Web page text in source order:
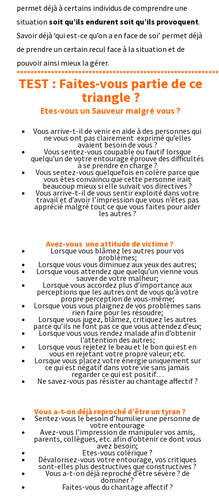
permet déjà à certains individus de comprendre une
situationsoit qu’ils endurent soit qu’ils provoquent.
Savoir déjà ‘qui est-ce qu’on a en face de soi’ permet déjà
de prendre un certain recul face à la situation et de
pouvoir ainsi mieux la gérer.
TEST : Faites-vous partie de ce
triangle ?
Etes-vous un Sauveur malgré vous ?
Vous arrive-t-il de venir en aide à des personnes qui
ne vous ont pas clairement exprimé qu’elles
avaient besoin de vous ?
Vous sentez-vous coupable ou fautif lorsque
quelqu’un de votre entourage éprouve des difficultés
à se prendre en charge ?
Vous sentez-vous quelquefois en colère parce que
vous êtes convaincu que cette personne irait
beaucoup mieux si elle suivait vos directives ?
Vous arrive-t-il de vous sentir exploité dans votre
travail et d’avoir l’impression que vous n’êtes pas
apprécié malgré tout ce que vous faites pour aider
les autres ?
Avez-vous une attitude de victime ?
Lorsque vous blâmez les autres pour vos
problèmes;
Lorsque vous vous diminuez aux yeux des autres;
Lorsque vous attendez que quelqu’un vienne vous
sauver de votre malheur;
Lorsque vous accordez plus d’importance aux
perceptions que les autres ont de vous qu’à votre
propre perception de vous-même;
Lorsque vous vous plaignez de vos problèmes sans
rien faire pour les résoudre;
Lorsque vous jugez, blâmez, critiquez les autres
parce qu’ils ne font pas ce que vous attendez d’eux;
Lorsque vous vous rendez malade afin d’obtenir
l’attention des autres;
Lorsque vous rejetez le beau et le bon qui est en
vous en rejetant votre propre valeur; etc.
Lorsque vous placez votre énergie uniquement sur
ce qui est négatif dans votre vie sans jamais
regarder ce qui est positif…
Ne savez-vous pas résister au chantage affectif ?
Vous a-t-on déjà reproché d’être un tyran ?
Sentez-vous le besoin d’humilier une personne de
votre entourage
Avez-vous l’impression de manipuler vos amis,
parents, collègues, etc. afin d’obtenir ce dont vous
avez besoin;
Etes-vous colérique ?
Dévalorisez-vous votre entourage, vos critiques
sont-elles plus destructives que constructives ?
Vous a-t-on déjà reproché d’être sévère ? de
dominer ?
Faites-vous du chantage affectif ?